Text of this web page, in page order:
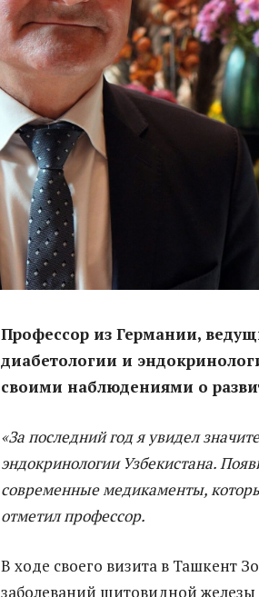
Профессор из Германии,
диабетологии и
своими наблюдениями о
«За последний год я увидел
эндокринологии Узбекистана.
современные медикаменты,
отметил профессор.
В ходе своего визита в Ташкент
заболеваний щитовидной